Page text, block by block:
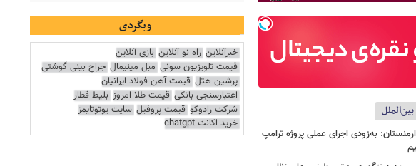
به‌زودی اجرای عملی پروژه ترامپ
وبگردی
خبرآنلاین راه نو آنلاین بازی آنلاین
قیمت تلویزیون سونی مبل مینیمال جراح بینی گوشتی
پرشین هتل قیمت آهن فولاد ایرانیان
اعتبارسنجی بانکی قیمت طلا امروز بلیط قطار
شرکت رادوکو قیمت پروفیل سایت یوتوتایمز
خرید اکانت chatgpt